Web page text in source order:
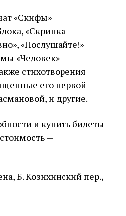
«Скифы»
«Скрипка
«Послушайте!»
«Человек»
стихотворения
его первой
и другие.
и купить билеты
—
Б. Козихинский пер.,